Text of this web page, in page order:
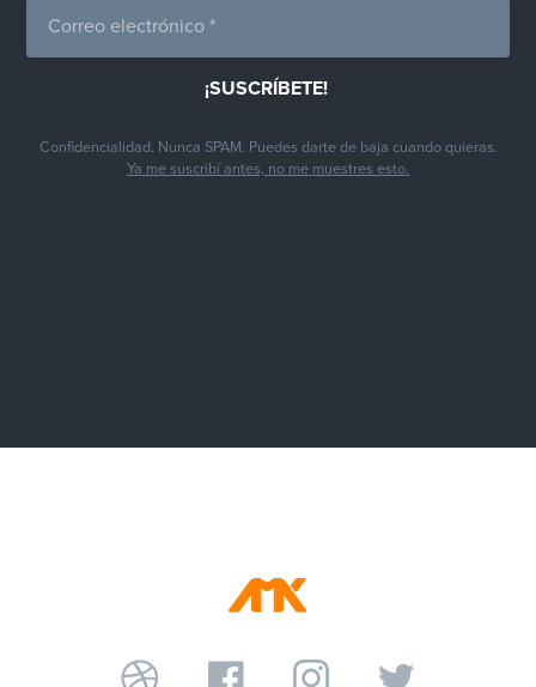
Confidencialidad. Nunca SPAM. Puedes darte de baja cuando quieras.
Ya me suscribí antes, no me muestres esto.